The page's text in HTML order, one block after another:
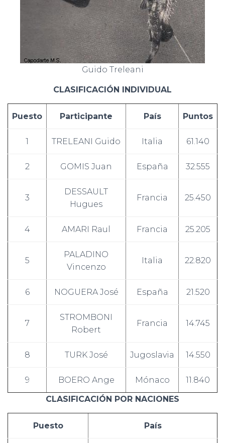
Guido Treleani
CLASIFICACIÓN INDIVIDUAL
Puesto Participante País Puntos
1 TRELEANI Guido Italia 61.140
2 GOMIS Juan España 32.555
3
DESSAULT
Hugues
Francia 25.450
4 AMARI Raul Francia 25.205
5
PALADINO
Vincenzo
Italia 22.820
6 NOGUERA José España 21.520
7
STROMBONI
Robert
Francia 14.745
8 TURK José Jugoslavia 14.550
9 BOERO Ange Mónaco
11.840
CLASIFICACIÓN POR NACIONES
Puesto País